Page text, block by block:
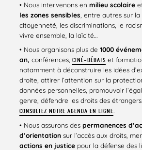
• Nous intervenons en milieu scolaire
les zones sensibles , entre autres sur la
citoyenneté, les discriminations, le
vivre ensemble, la laïcité…
• Nous organisons plus de 1000
an, conférences, CINÉ-DÉBATS et
notamment à déconstruire les idées
droite, attirer l’attention sur la
données personnelles, promouvoir
genre, défendre les droits des
CONSULTEZ NOTRE AGENDA EN LIGNE.
• Nous assurons des permanences
d’orientation sur l’accès aux droits,
actions en justice pour la défense des